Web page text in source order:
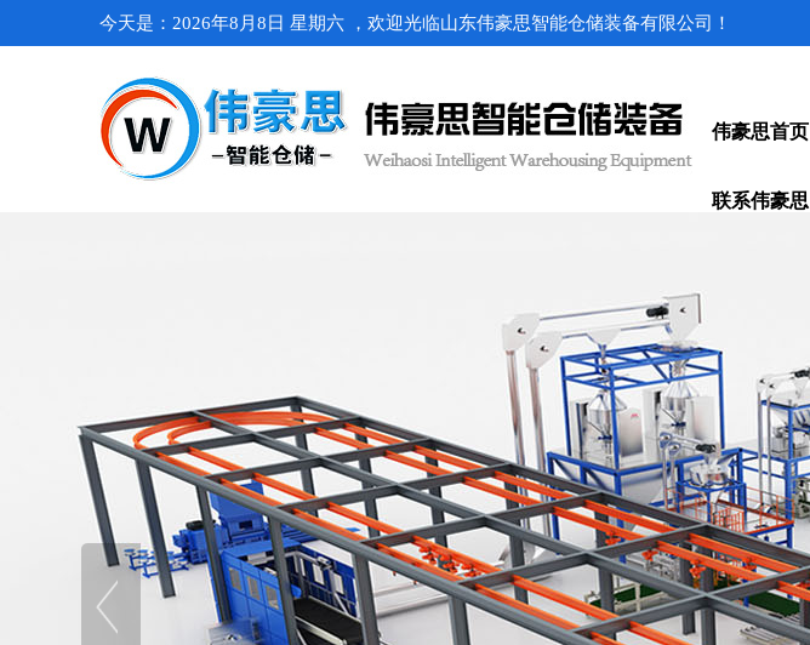
今天是：2026年8月8日 星期六 ，欢迎光临山东伟豪思智能仓储装备有限公司！
伟豪思首页
联系伟豪思